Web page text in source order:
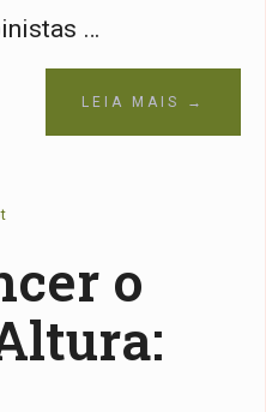
…
LEIA MAIS →
o